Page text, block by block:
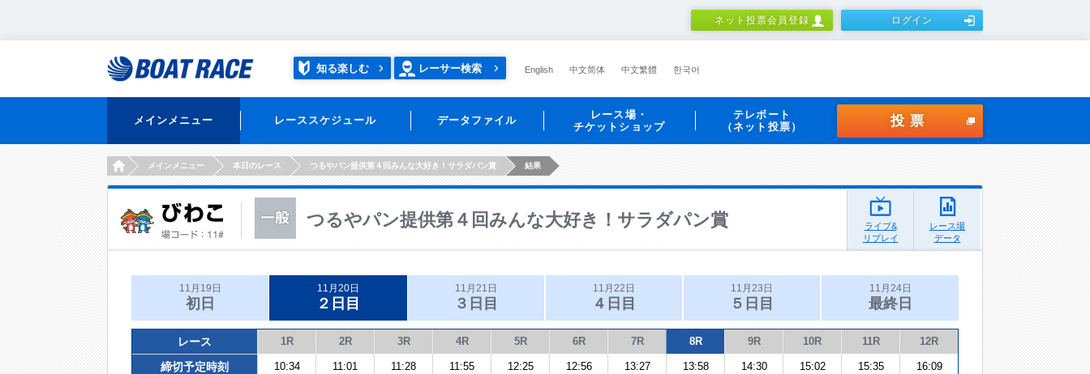
ネット投票会員登録 ログイン
知る楽しむ レーサー検索 English 中文简体 中文繁體 한국어
メインメニュー レーススケジュール データファイル
レース場・
チケットショップ
テレボート
（ネット投票）
投票
HOMEメインメニュー 本日のレース つるやパン提供第４回みんな大好き！サラダパン賞 結果
つるやパン提供第４回みんな大好き！サラダパン賞
ライブ&
リプレイ
レース場
データ
11月19日
初日
11月20日
２日目
11月21日
３日目
11月22日
４日目
11月23日
５日目
11月24日
最終日
レース 1R 2R 3R 4R 5R 6R 7R 8R 9R 10R 11R 12R
締切予定時刻 10:34 11:01 11:28 11:55 12:25 12:56 13:27 13:58 14:30 15:02 15:35 16:09